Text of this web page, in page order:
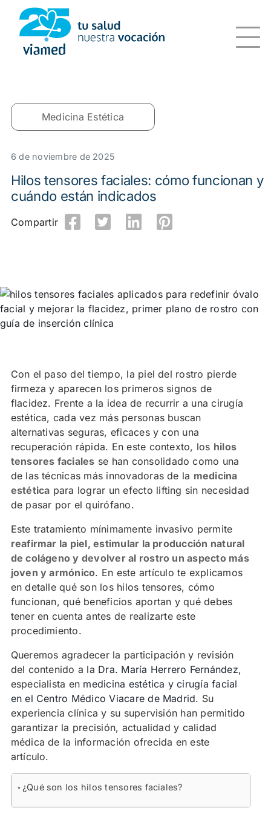
Saltar
contenido
Medicina Estética
6 de noviembre de 2025
Hilos tensores faciales: cómo funcionan y
cuándo están indicados
Compartir
Con el paso del tiempo, la piel del rostro pierde
firmeza y aparecen los primeros signos de
flacidez. Frente a la idea de recurrir a una cirugía
estética, cada vez más personas buscan
alternativas seguras, eficaces y con una
recuperación rápida. En este contexto, los hilos
tensores faciales se han consolidado como una
de las técnicas más innovadoras de la medicina
estética para lograr un efecto lifting sin necesidad
de pasar por el quirófano.
Este tratamiento mínimamente invasivo permite
reafirmar la piel, estimular la producción natural
de colágeno y devolver al rostro un aspecto más
joven y armónico. En este artículo te explicamos
en detalle qué son los hilos tensores, cómo
funcionan, qué beneficios aportan y qué debes
tener en cuenta antes de realizarte este
procedimiento.
Queremos agradecer la participación y revisión
del contenido a la Dra. María Herrero Fernández,
especialista en medicina estética y cirugía facial
en el Centro Médico Viacare de Madrid. Su
experiencia clínica y su supervisión han permitido
garantizar la precisión, actualidad y calidad
médica de la información ofrecida en este
artículo.
Contenidos
¿Qué son los hilos tensores faciales?